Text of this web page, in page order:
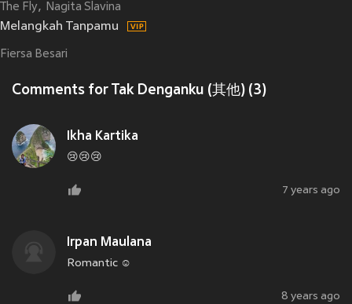
The Fly Nagita Slavina
Melangkah Tanpamu
Fiersa Besari
Comments for Tak Denganku (其他) (3)
Ikha Kartika
😢😢😢
7 years ago
Irpan Maulana
Romantic ☺
8 years ago